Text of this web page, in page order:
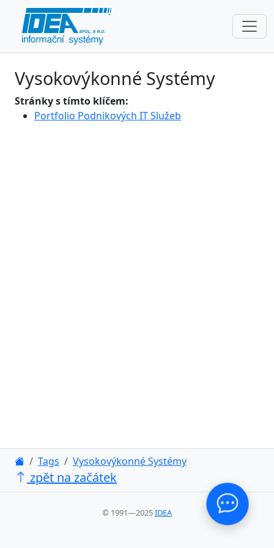
Vysokovýkonné Systémy
Stránky s tímto klíčem:
Portfolio Podnikových IT Služeb
Tags Vysokovýkonné Systémy
zpět na začátek
© 1991—2025IDEA